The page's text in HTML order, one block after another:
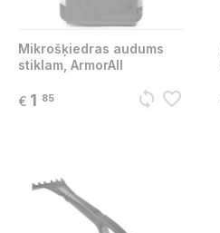
Mikrošķiedras audums
stiklam, ArmorAll
€ 1 85 sync favorite_border